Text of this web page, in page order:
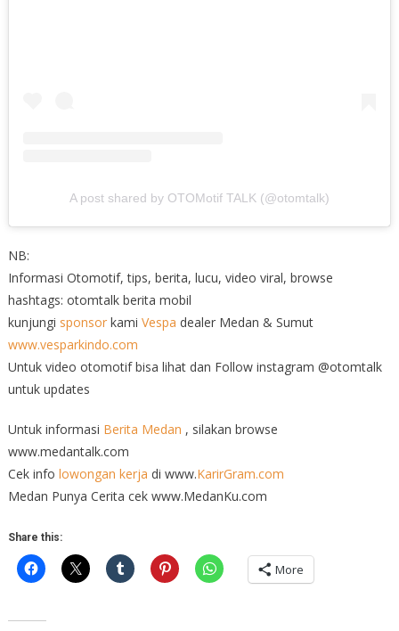
A post shared by OTOMotif TALK (@otomtalk)
NB:
Informasi Otomotif, tips, berita, lucu, video viral, browse
hashtags: otomtalk berita mobil
kunjungi sponsorkami Vespa dealer Medan & Sumut
www.vesparkindo.com
Untuk video otomotif bisa lihat dan Follow instagram @otomtalk
untuk updates
Untuk informasi Berita Medan , silakan browse
www.medantalk.com
Cek info lowongan kerja di www.KarirGram.com
Medan Punya Cerita cek www.MedanKu.com
Share this:
More